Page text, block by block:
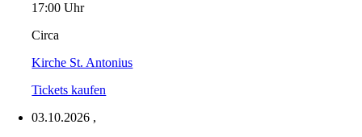
17:00 Uhr
Circa
Kirche St. Antonius
Tickets kaufen
03.10.2026 ,